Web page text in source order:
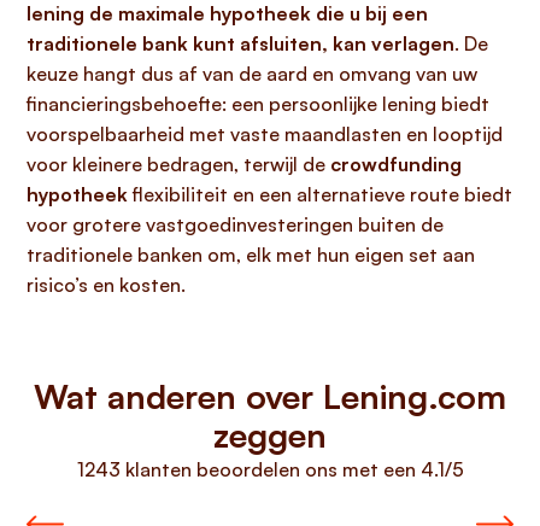
lening de maximale hypotheek die u bij een
traditionele bank kunt afsluiten, kan verlagen. De
keuze hangt dus af van de aard en omvang van uw
financieringsbehoefte: een persoonlijke lening biedt
voorspelbaarheid met vaste maandlasten en looptijd
voor kleinere bedragen, terwijl de crowdfunding
hypotheekflexibiliteit en een alternatieve route biedt
voor grotere vastgoedinvesteringen buiten de
traditionele banken om, elk met hun eigen set aan
risico’s en kosten.
Wat anderen over Lening.com
zeggen
1243 klanten beoordelen ons met een 4.1/5